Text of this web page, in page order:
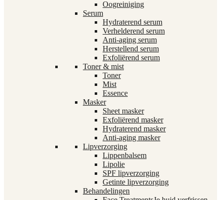
Oogreiniging
Serum
Hydraterend serum
Verhelderend serum
Anti-aging serum
Herstellend serum
Exfoliërend serum
Toner & mist
Toner
Mist
Essence
Masker
Sheet masker
Exfoliërend masker
Hydraterend masker
Anti-aging masker
Lipverzorging
Lippenbalsem
Lipolie
SPF lipverzorging
Getinte lipverzorging
Behandelingen